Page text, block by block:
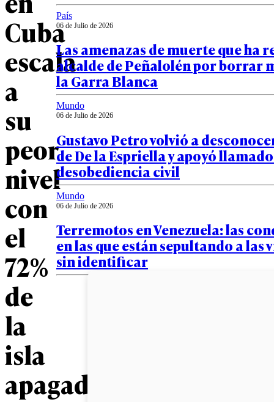
Cuba
escala
a
su
peor
nivel
con
el
72%
de
la
isla
apagada
País
06 de Julio de 2026
Las amenazas de muerte que ha
alcalde de Peñalolén por borrar
la Garra Blanca
Mundo
06 de Julio de 2026
Gustavo Petro volvió a
de De la Espriella y apoyó
desobediencia civil
Mundo
06 de Julio de 2026
Terremotos en Venezuela: las
en las que están sepultando a las
sin identificar